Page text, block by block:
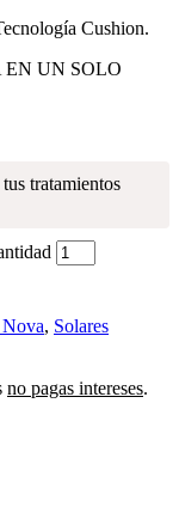
Cushion.
EN UN SOLO
tratamientos
, Solares
no pagas intereses.